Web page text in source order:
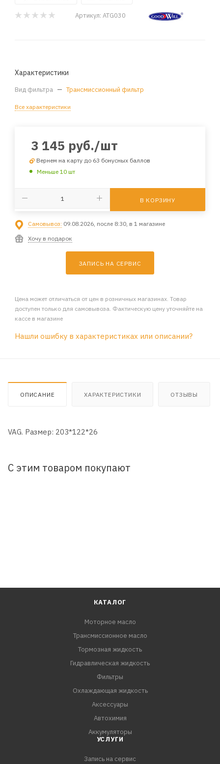
Артикул: ATG030
Характеристики
Вид фильтра — Трансмиссионный фильтр
Все характеристики
3 145 руб./шт
Вернем на карту до 63 бонусных баллов
Меньше 10 шт
В КОРЗИНУ
Самовывоз: 09.08.2026, после 8:30, в 1 магазине
Хочу в подарок
ЗАПИСЬ НА СЕРВИС
Цена может отличаться от цен в розничных магазинах. Товар
доступен только для самовывоза. Фактическую цену уточняйте на
кассе в магазине
Нашли ошибку в характеристиках или описании?
ОПИСАНИЕ ХАРАКТЕРИСТИКИ ОТЗЫВЫ
VAG. Размер: 203*122*26
С этим товаром покупают
КАТАЛОГ
Моторное масло
Трансмиссионное масло
Тормозная жидкость
Гидравлическая жидкость
Фильтры
Охлаждающая жидкость
Аксессуары
Автохимия
Аккумуляторы
УСЛУГИ
Запись на сервис